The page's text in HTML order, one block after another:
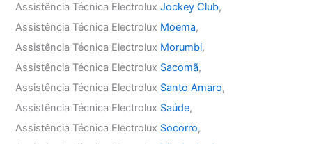
Assistência Técnica ElectroluxJockey Club,
Assistência Técnica Electrolux Moema,
Assistência Técnica Electrolux Morumbi,
Assistência Técnica Electrolux Sacomã,
Assistência Técnica Electrolux Santo Amaro,
Assistência Técnica Electrolux Saúde,
Assistência Técnica Electrolux Socorro,